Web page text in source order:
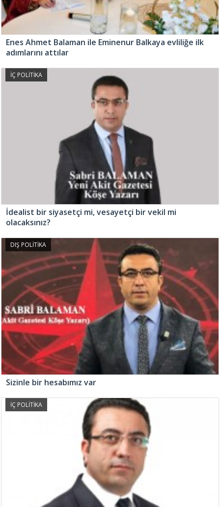
Enes Ahmet Balaman ile Eminenur Balkaya evliliğe ilk
adımlarını attılar
İÇ POLİTİKA
İdealist bir siyasetçi mi, vesayetçi bir vekil mi
olacaksınız?
DIŞ POLİTİKA
Sizinle bir hesabımız var
İÇ POLİTİKA